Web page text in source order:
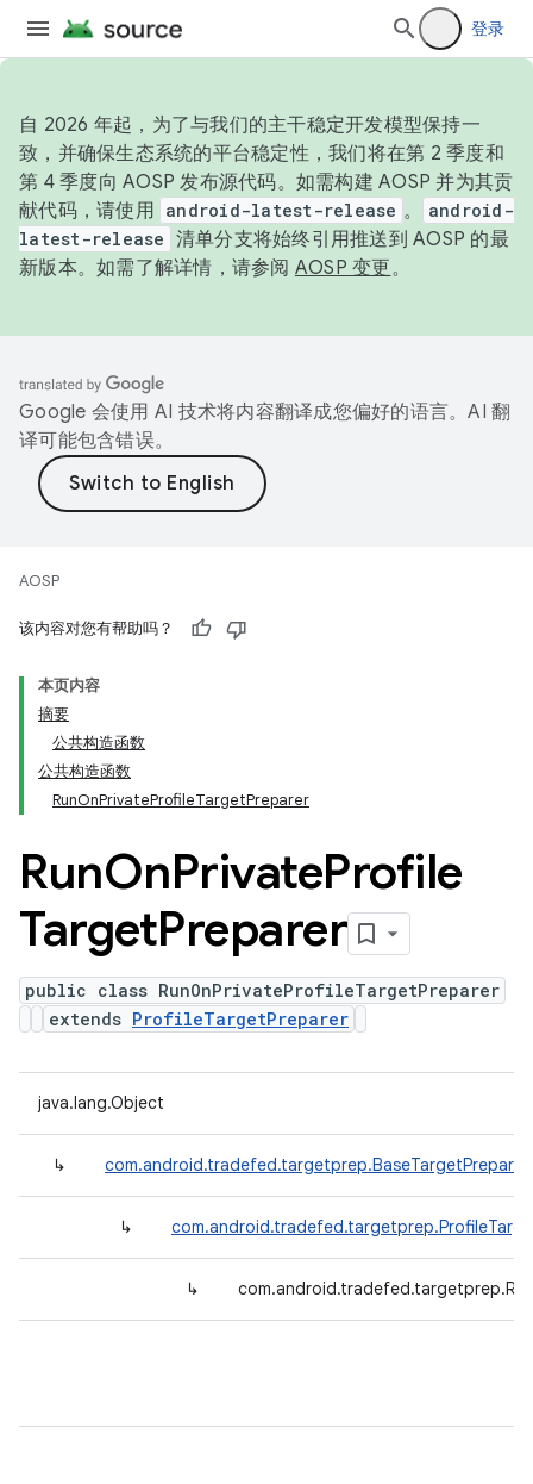
登录
自 2026 年起，为了与我们的主干稳定开发模型保持一
致，并确保生态系统的平台稳定性，我们将在第 2 季度和
第 4 季度向 AOSP 发布源代码。如需构建 AOSP 并为其贡
献代码，请使用 android-latest-release 。
android-
latest-release 清单分支将始终引用推送到 AOSP 的最
新版本。如需了解详情，请参阅 AOSP 变更。
Google 会使用 AI 技术将内容翻译成您偏好的语言。AI 翻
译可能包含错误。
AOSP
该内容对您有帮助吗？
本页内容
摘要
公共构造函数
公共构造函数
RunOnPrivateProfileTargetPreparer
RunOnPrivateProfile
TargetPreparer
public class RunOnPrivateProfileTargetPreparer
extends ProfileTargetPreparer
java.lang.Object
↳ com.android.tradefed.targetprep.BaseTargetPreparer
↳
↳